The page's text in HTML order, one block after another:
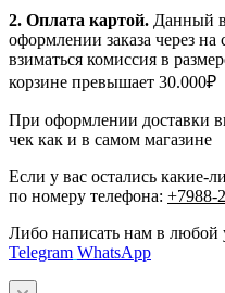
2. Оплата картой. Данный
оформлении заказа через
взиматься комиссия в
корзине превышает 30.000₽
При оформлении доставки
чек как и в самом магазине
Если у вас остались какие-
по номеру телефона: +7988-
Либо написать нам в любой
Telegram WhatsApp